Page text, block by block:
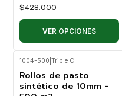
$428.000
VER OPCIONES
1004-500 Triple C
Rollos de pasto
sintético de 10mm -